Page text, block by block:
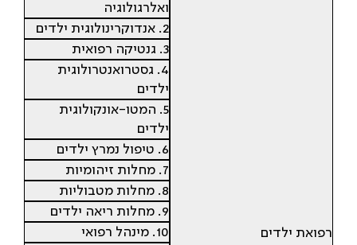
רפואת ילדים
ואלרגולוגיה
2. אנדוקרינולוגית ילדים
3. גנטיקה רפואית
4. גסטרואנטרולוגית
ילדים
5. המטו-אונקולוגית
ילדים
6. טיפול נמרץ ילדים
7. מחלות זיהומיות
8. מחלות מטבוליות
9. מחלות ריאה ילדים
10. מינהל רפואי